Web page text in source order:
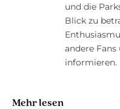
und die
Blick zu
andere Fans
informieren.
Mehr lesen